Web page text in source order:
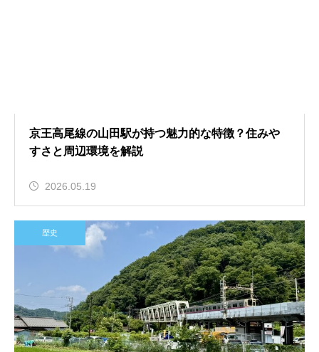
京王高尾線の山田駅が持つ魅力的な特徴？住みや
すさと周辺環境を解説
2026.05.19
歴史